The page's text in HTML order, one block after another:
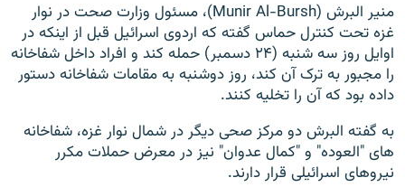
منیر البرش (Munir Al-Bursh)، مسئول وزارت صحت در نوار
غزه تحت کنترل حماس گفته که اردوی اسرائیل قبل از اینکه در
اوایل روز سه شنبه (۲۴ دسمبر) حمله کند و افراد داخل شفاخانه
را مجبور به ترک آن کند، روز دوشنبه به مقامات شفاخانه دستور
داده بود که آن را تخلیه کنند.
به گفته البرش دو مرکز صحی دیگر در شمال نوار غزه، شفاخانه
های "العوده" و "کمال عدوان" نیز در معرض حملات مکرر
نیروهای اسرائیلی قرار دارند.